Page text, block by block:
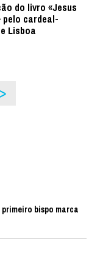
do livro «Jesus
pelo cardeal-
Lisboa
>
bispo marca